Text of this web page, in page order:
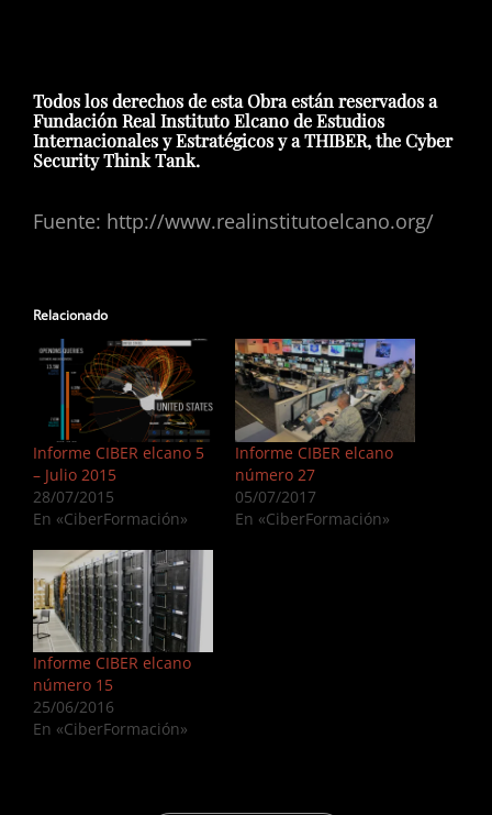
Todos los derechos de esta Obra están reservados a
Fundación Real Instituto Elcano de Estudios
Internacionales y Estratégicos y a THIBER, the Cyber
Security Think Tank.
Fuente: http://www.realinstitutoelcano.org/
Relacionado
Informe CIBER elcano 5
– Julio 2015
28/07/2015
En «CiberFormación»
Informe CIBER elcano
número 27
05/07/2017
En «CiberFormación»
Informe CIBER elcano
número 15
25/06/2016
En «CiberFormación»